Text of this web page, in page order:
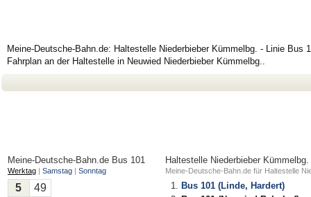
Meine-Deutsche-Bahn.de: Haltestelle Niederbieber Kümmelbg. - Linie Bus
Fahrplan an der Haltestelle in Neuwied Niederbieber Kümmelbg..
Meine-Deutsche-Bahn.de Bus 101
Werktag | Samstag | Sonntag
5
49
Haltestelle Niederbieber Kümmelbg.
Meine-Deutsche-Bahn.de für Haltestelle
Bus 101 (Linde, Hardert)